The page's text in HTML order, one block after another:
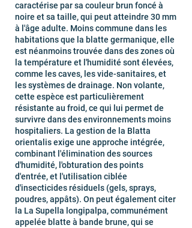
caractérise par sa couleur brun foncé à
noire et sa taille, qui peut atteindre 30 mm
à l'âge adulte. Moins commune dans les
habitations que la blatte germanique, elle
est néanmoins trouvée dans des zones où
la température et l'humidité sont élevées,
comme les caves, les vide-sanitaires, et
les systèmes de drainage. Non volante,
cette espèce est particulièrement
résistante au froid, ce qui lui permet de
survivre dans des environnements moins
hospitaliers. La gestion de la Blatta
orientalis exige une approche intégrée,
combinant l'élimination des sources
d'humidité, l'obturation des points
d'entrée, et l'utilisation ciblée
d'insecticides résiduels (gels, sprays,
poudres, appâts). On peut également citer
la La Supella longipalpa, communément
appelée blatte à bande brune, qui se